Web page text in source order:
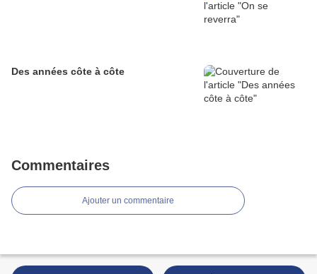
Des années côte à côte
Commentaires
Ajouter un commentaire